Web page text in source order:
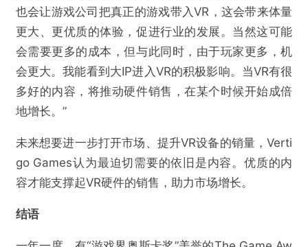
也会让游戏公司把真正的游戏带入VR，这会带来体量
更大、更优质的体验，促进行业的发展。当然这可能
会需要更多的成本，但与此同时，由于玩家更多，机
会更大。我能看到大IP进入VR的积极影响。当VR有很
多好的内容，将推动硬件销售，在某个时候开始成倍
地增长。”
未来想要进一步打开市场、提升VR设备的销量，Verti
go Games认为最迫切需要的依旧是内容。优质的内
容才能支撑起VR硬件的销售，助力市场增长。
结语